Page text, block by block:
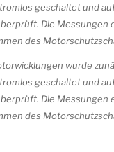
wurde
geschaltet und
Die Messungen
des